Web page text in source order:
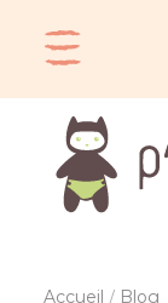
Accueil
Blog